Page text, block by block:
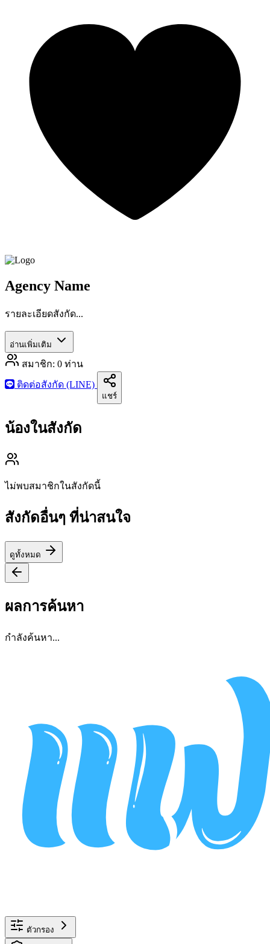
Agency Name
รายละเอียดสังกัด...
อ่านเพิ่มเติม
สมาชิก: 0 ท่าน
ติดต่อสังกัด (LINE)
แชร์
น้องในสังกัด
ไม่พบสมาชิกในสังกัดนี้
สังกัดอื่นๆ ที่น่าสนใจ
ดูทั้งหมด
ผลการค้นหา
กำลังค้นหา...
ตัวกรอง